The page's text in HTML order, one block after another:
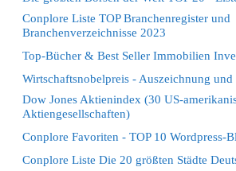
Conplore Liste TOP Branchenregister und
Branchenverzeichnisse 2023
Top-Bücher & Best Seller Immobilien
Wirtschaftsnobelpreis - Auszeichnung
Dow Jones Aktienindex (30 US-
Aktiengesellschaften)
Conplore Favoriten - TOP 10 Wordpress-
Conplore Liste Die 20 größten Städte